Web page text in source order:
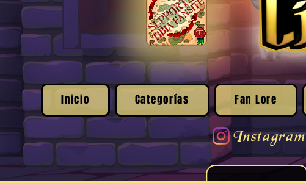
Inicio Categorías Fan Lore
Instagram